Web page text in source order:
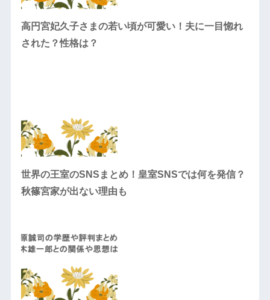
高円宮妃久子さまの若い頃が可愛い！夫に一目惚れ
された？性格は？
世界の王室のSNSまとめ！皇室SNSでは何を発信？
秋篠宮家が出ない理由も